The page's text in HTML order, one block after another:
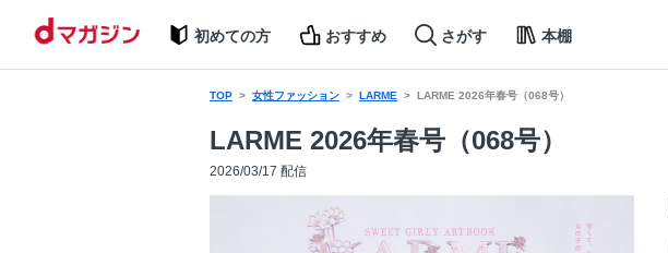
初めての方 おすすめ さがす 本棚
TOP 女性ファッション LARME LARME 2026年春号（068号）
LARME 2026年春号（068号）
2026/03/17 配信